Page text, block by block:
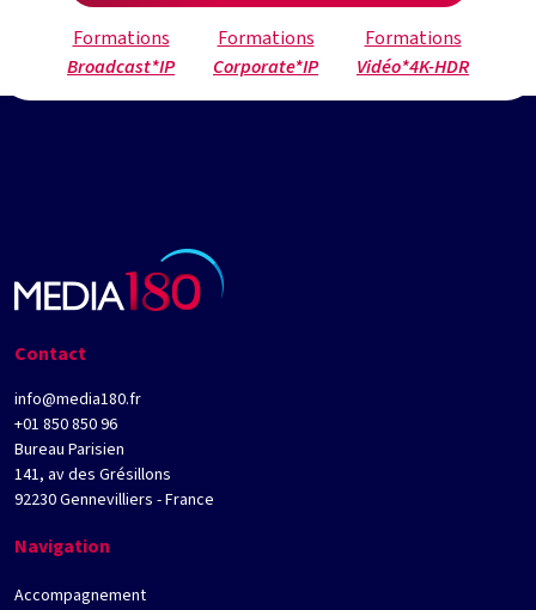
Formations
Broadcast*IP
Formations
Corporate*IP
Formations
Vidéo*4K-HDR
Contact
info@media180.fr
+01 850 850 96
Bureau Parisien
141, av des Grésillons
92230 Gennevilliers - France
Navigation
Accompagnement